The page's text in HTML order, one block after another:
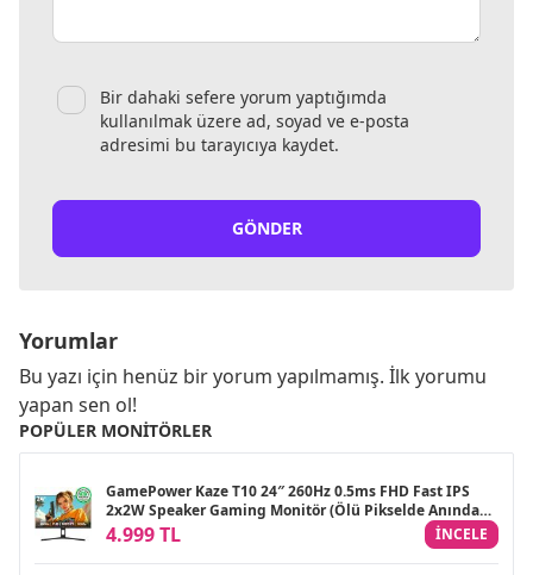
Bir dahaki sefere yorum yaptığımda
kullanılmak üzere ad, soyad ve e-posta
adresimi bu tarayıcıya kaydet.
GÖNDER
Yorumlar
Bu yazı için henüz bir yorum yapılmamış. İlk yorumu
yapan sen ol!
POPÜLER MONITÖRLER
GamePower Kaze T10 24″ 260Hz 0.5ms FHD Fast IPS
2x2W Speaker Gaming Monitör (Ölü Pikselde Anında
Değişim)
4.999 TL INCELE